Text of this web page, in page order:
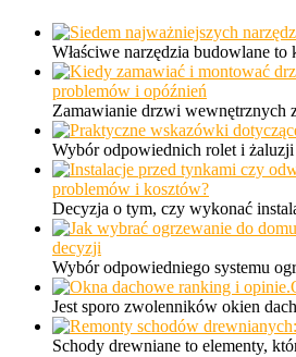
Właściwe narzędzia budowlane
problemów i opóźnień
Zamawianie drzwi wewnętrznych
Wybór odpowiednich rolet i
problemów i kosztów?
Decyzja o tym, czy wykonać
decyzji
Wybór odpowiedniego systemu
Jest sporo zwolenników okien
Schody drewniane to elementy,